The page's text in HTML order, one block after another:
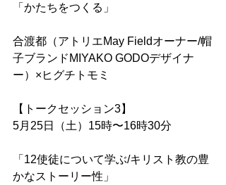
「かたちをつくる」
合渡都（アトリエMay Fieldオーナー/帽
子ブランドMIYAKO GODOデザイナ
ー）×ヒグチトモミ
【トークセッション3】
5月25日（土）15時〜16時30分
「12使徒について学ぶ/キリスト教の豊
かなストーリー性」